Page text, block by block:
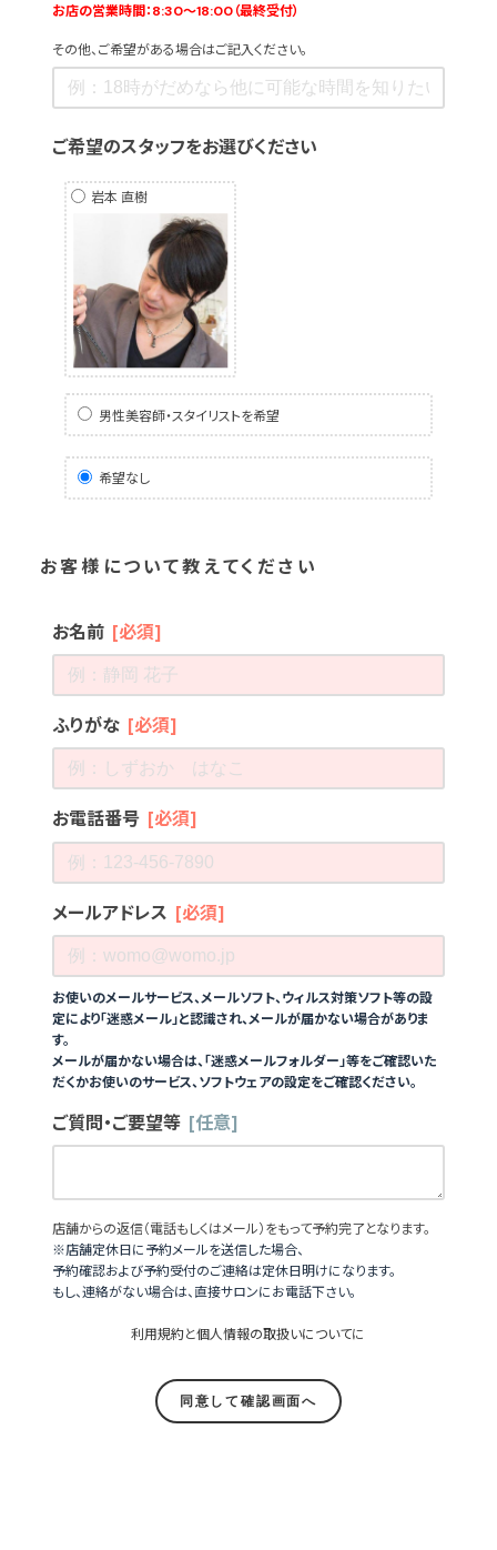
お店の営業時間：8:30〜18:00（最終受付）
その他、ご希望がある場合はご記入ください。
ご希望のスタッフをお選びください
岩本 直樹
男性美容師・スタイリストを希望
希望なし
お客様について教えてください
お名前 [必須]
ふりがな [必須]
お電話番号 [必須]
メールアドレス [必須]
お使いのメールサービス、メールソフト、ウィルス対策ソフト等の設
定により「迷惑メール」と認識され、メールが届かない場合がありま
す。
メールが届かない場合は、「迷惑メールフォルダー」等をご確認いた
だくかお使いのサービス、ソフトウェアの設定をご確認ください。
ご質問・ご要望等 [任意]
店舗からの返信（電話もしくはメール）をもって予約完了となります。
※店舗定休日に予約メールを送信した場合、
予約確認および予約受付のご連絡は定休日明けになります。
もし、連絡がない場合は、直接サロンにお電話下さい。
利用規約と個人情報の取扱いについてに